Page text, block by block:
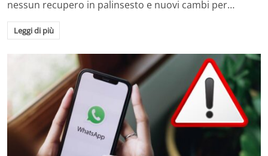
nessun recupero in palinsesto e nuovi cambi per…
Leggi di più